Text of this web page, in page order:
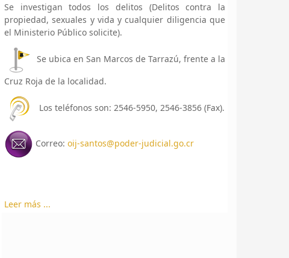
Se investigan todos los delitos (Delitos contra la
propiedad, sexuales y vida y cualquier diligencia que
el Ministerio Público solicite).
Se ubica en San Marcos de Tarrazú, frente a la
Cruz Roja de la localidad.
Los teléfonos son: 2546-5950, 2546-3856 (Fax).
Correo: oij-santos@poder-judicial.go.cr
Leer más ...